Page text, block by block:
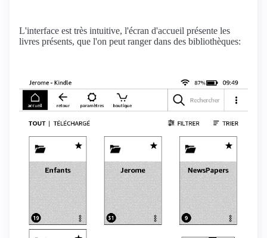
L'interface est très intuitive, l'écran d'accueil présente les
livres présents, que l'on peut ranger dans des bibliothèques: